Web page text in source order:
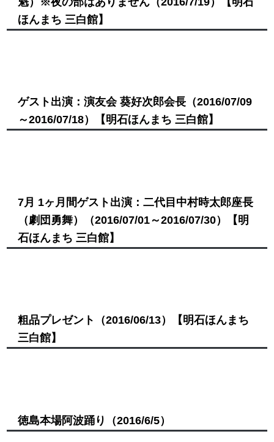
ほんまち 三白館】
ゲスト出演：演友会 葵好次郎会長（2016/07/09
～2016/07/18）
【明石ほんまち 三白館】
7月 1ヶ月間ゲスト出演：二代目中村時太郎座長
（劇団勇舞）
（2016/07/01～2016/07/30）
【明
石ほんまち 三白館】
粗品プレゼント （2016/06/13）
【明石ほんまち
三白館】
徳島本場阿波踊り （2016/6/5）